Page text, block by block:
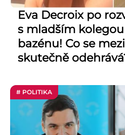
Eva Decroix po
s mladším
bazénu! Co se
skutečně
# POLITIKA